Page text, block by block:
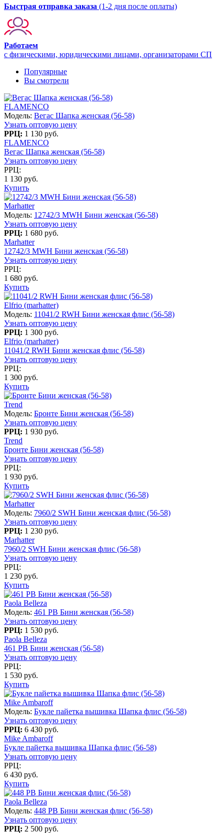
Быстрая отправка заказа (1-2 дня после оплаты)
Работаем
с физическими, юридическими лицами, организаторами СП
Популярные
Вы смотрели
FLAMENCO
Модель: Вегас Шапка женская (56-58)
Узнать оптовую цену
РРЦ: 1 130 руб.
FLAMENCO
Вегас Шапка женская (56-58)
Узнать оптовую цену
РРЦ:
1 130 руб.
Купить
Marhatter
Модель: 12742/3 MWH Бини женская (56-58)
Узнать оптовую цену
РРЦ: 1 680 руб.
Marhatter
12742/3 MWH Бини женская (56-58)
Узнать оптовую цену
РРЦ:
1 680 руб.
Купить
Elfrio (marhatter)
Модель: 11041/2 RWH Бини женская флис (56-58)
Узнать оптовую цену
РРЦ: 1 300 руб.
Elfrio (marhatter)
11041/2 RWH Бини женская флис (56-58)
Узнать оптовую цену
РРЦ:
1 300 руб.
Купить
Trend
Модель: Бронте Бини женская (56-58)
Узнать оптовую цену
РРЦ: 1 930 руб.
Trend
Бронте Бини женская (56-58)
Узнать оптовую цену
РРЦ:
1 930 руб.
Купить
Marhatter
Модель: 7960/2 SWH Бини женская флис (56-58)
Узнать оптовую цену
РРЦ: 1 230 руб.
Marhatter
7960/2 SWH Бини женская флис (56-58)
Узнать оптовую цену
РРЦ:
1 230 руб.
Купить
Paola Belleza
Модель: 461 PB Бини женская (56-58)
Узнать оптовую цену
РРЦ: 1 530 руб.
Paola Belleza
461 PB Бини женская (56-58)
Узнать оптовую цену
РРЦ:
1 530 руб.
Купить
Mike Ambaroff
Модель: Букле пайетка вышивка Шапка флис (56-58)
Узнать оптовую цену
РРЦ: 6 430 руб.
Mike Ambaroff
Букле пайетка вышивка Шапка флис (56-58)
Узнать оптовую цену
РРЦ:
6 430 руб.
Купить
Paola Belleza
Модель: 448 PB Бини женская флис (56-58)
Узнать оптовую цену
РРЦ: 2 500 руб.